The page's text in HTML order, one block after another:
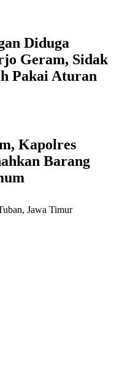
Diduga
Geram, Sidak
Pakai Aturan
Kapolres
Barang
Jawa Timur